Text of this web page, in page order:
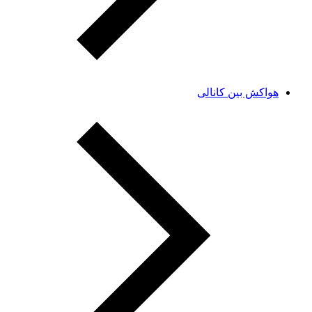
هواکش بین کانالی